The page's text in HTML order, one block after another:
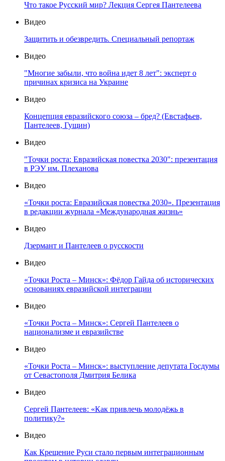
Что такое Русский мир? Лекция Сергея Пантелеева
Видео
Защитить и обезвредить. Специальный репортаж
Видео
"Многие забыли, что война идет 8 лет": эксперт о
причинах кризиса на Украине
Видео
Концепция евразийского союза – бред? (Евстафьев,
Пантелеев, Гущин)
Видео
"Точки роста: Евразийская повестка 2030": презентация
в РЭУ им. Плеханова
Видео
«Точки роста: Евразийская повестка 2030». Презентация
в редакции журнала «Международная жизнь»
Видео
Дзермант и Пантелеев о русскости
Видео
«Точки Роста – Минск»: Фёдор Гайда об исторических
основаниях евразийской интеграции
Видео
«Точки Роста – Минск»: Сергей Пантелеев о
национализме и евразийстве
Видео
«Точки Роста – Минск»: выступление депутата Госдумы
от Севастополя Дмитрия Белика
Видео
Сергей Пантелеев: «Как привлечь молодёжь в
политику?»
Видео
Как Крещение Руси стало первым интеграционным